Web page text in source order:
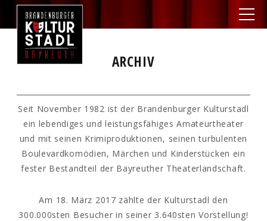
ARCHIV
Seit November 1982 ist der Brandenburger Kulturstadl
ein lebendiges und leistungsfähiges Amateurtheater
und mit seinen Krimiproduktionen, seinen turbulenten
Boulevardkomödien, Märchen und Kinderstücken ein
fester Bestandteil der Bayreuther Theaterlandschaft.
Am 18. März 2017 zählte der Kulturstadl den
300.000sten Besucher in seiner 3.640sten Vorstellung!